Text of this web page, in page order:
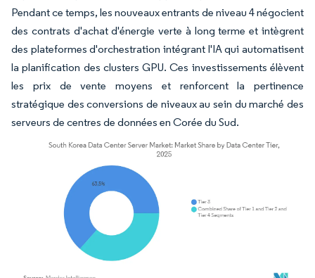
Pendant ce temps, les nouveaux entrants de niveau 4 négocient
des contrats d'achat d'énergie verte à long terme et intègrent
des plateformes d'orchestration intégrant l'IA qui automatisent
la planification des clusters GPU. Ces investissements élèvent
les prix de vente moyens et renforcent la pertinence
stratégique des conversions de niveaux au sein du marché des
serveurs de centres de données en Corée du Sud.